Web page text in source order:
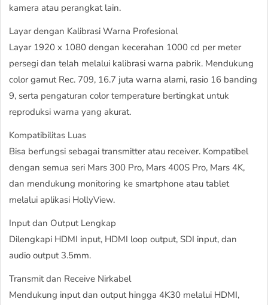
kamera atau perangkat lain.
Layar dengan Kalibrasi Warna Profesional
Layar 1920 x 1080 dengan kecerahan 1000 cd per meter
persegi dan telah melalui kalibrasi warna pabrik. Mendukung
color gamut Rec. 709, 16.7 juta warna alami, rasio 16 banding
9, serta pengaturan color temperature bertingkat untuk
reproduksi warna yang akurat.
Kompatibilitas Luas
Bisa berfungsi sebagai transmitter atau receiver. Kompatibel
dengan semua seri Mars 300 Pro, Mars 400S Pro, Mars 4K,
dan mendukung monitoring ke smartphone atau tablet
melalui aplikasi HollyView.
Input dan Output Lengkap
Dilengkapi HDMI input, HDMI loop output, SDI input, dan
audio output 3.5mm.
Transmit dan Receive Nirkabel
Mendukung input dan output hingga 4K30 melalui HDMI,